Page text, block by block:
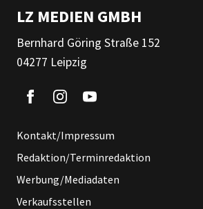
LZ MEDIEN GMBH
Bernhard Göring Straße 152
04277 Leipzig
Kontakt/Impressum
Redaktion/Terminredaktion
Werbung/Mediadaten
Verkaufsstellen